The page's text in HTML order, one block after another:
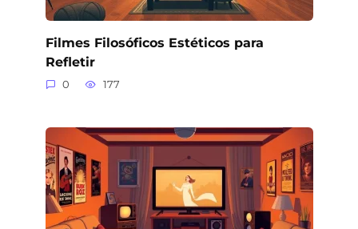
Filmes Filosóficos Estéticos para
Refletir
0 177